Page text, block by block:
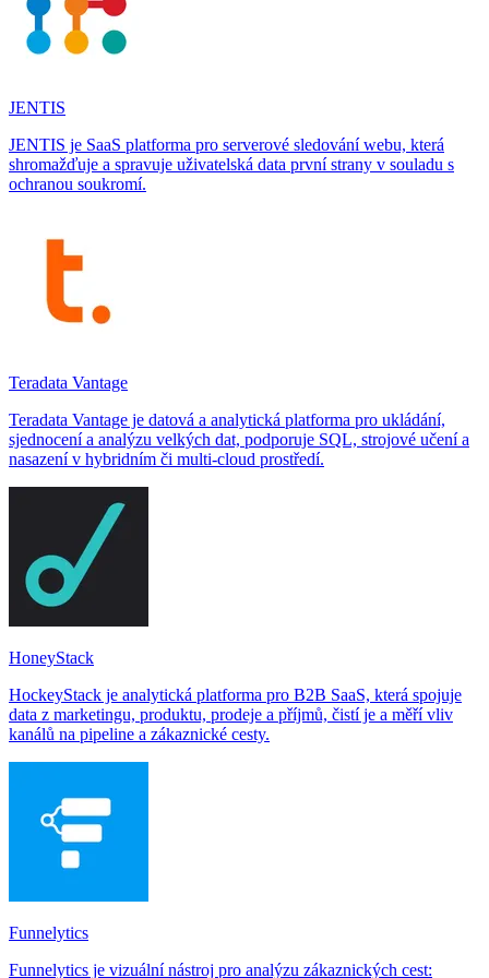
JENTIS
JENTIS je SaaS platforma pro serverové sledování webu, která
shromažďuje a spravuje uživatelská data první strany v souladu s
ochranou soukromí.
Teradata Vantage
Teradata Vantage je datová a analytická platforma pro ukládání,
sjednocení a analýzu velkých dat, podporuje SQL, strojové učení a
nasazení v hybridním či multi‑cloud prostředí.
HoneyStack
HockeyStack je analytická platforma pro B2B SaaS, která spojuje
data z marketingu, produktu, prodeje a příjmů, čistí je a měří vliv
kanálů na pipeline a zákaznické cesty.
Funnelytics
Funnelytics je vizuální nástroj pro analýzu zákaznických cest: